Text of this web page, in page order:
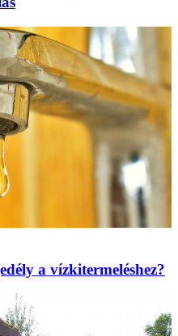
a vízkitermeléshez?